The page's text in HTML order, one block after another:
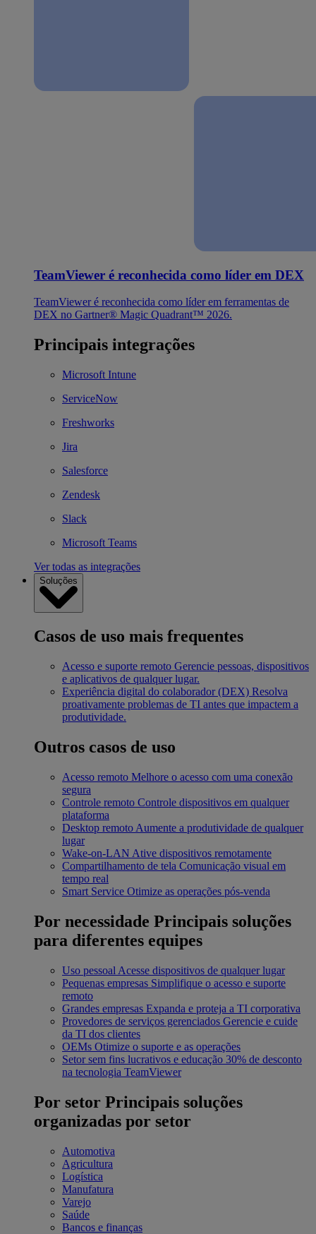
TeamViewer é reconhecida como líder em DEX
TeamViewer é reconhecida como líder em ferramentas de
DEX no Gartner® Magic Quadrant™ 2026.
Principais integrações
Microsoft Intune
ServiceNow
Freshworks
Jira
Salesforce
Zendesk
Slack
Microsoft Teams
Ver todas as integrações
Soluções
Casos de uso mais frequentes
Acesso e suporte remoto Gerencie pessoas, dispositivos
e aplicativos de qualquer lugar.
Experiência digital do colaborador (DEX) Resolva
proativamente problemas de TI antes que impactem a
produtividade.
Outros casos de uso
Acesso remoto Melhore o acesso com uma conexão
segura
Controle remoto Controle dispositivos em qualquer
plataforma
Desktop remoto Aumente a produtividade de qualquer
lugar
Wake-on-LAN Ative dispositivos remotamente
Compartilhamento de tela Comunicação visual em
tempo real
Smart Service Otimize as operações pós-venda
Por necessidade Principais soluções
para diferentes equipes
Uso pessoal Acesse dispositivos de qualquer lugar
Pequenas empresas Simplifique o acesso e suporte
remoto
Grandes empresas Expanda e proteja a TI corporativa
Provedores de serviços gerenciados Gerencie e cuide
da TI dos clientes
OEMs Otimize o suporte e as operações
Setor sem fins lucrativos e educação 30% de desconto
na tecnologia TeamViewer
Por setor Principais soluções
organizadas por setor
Automotiva
Agricultura
Logística
Manufatura
Varejo
Saúde
Bancos e finanças